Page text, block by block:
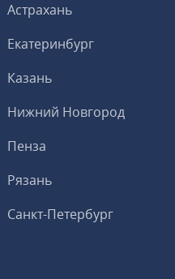
Астрахань
Екатеринбург
Казань
Нижний Новгород
Пенза
Рязань
Санкт-Петербург